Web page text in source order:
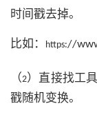
时间戳去掉。
比如： https://
（2）直接找工
戳随机变换。